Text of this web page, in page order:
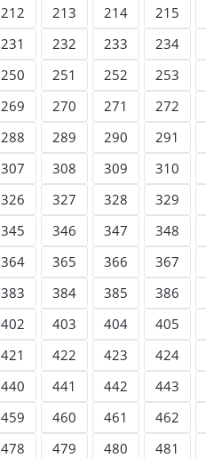
212 213 214 215
231 232 233 234
250 251 252 253
269 270 271 272
288 289 290 291
307 308 309 310
326 327 328 329
345 346 347 348
364 365 366 367
383 384 385 386
402 403 404 405
421 422 423 424
440 441 442 443
459 460 461 462
478 479 480 481